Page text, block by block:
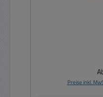
Preise inkl.